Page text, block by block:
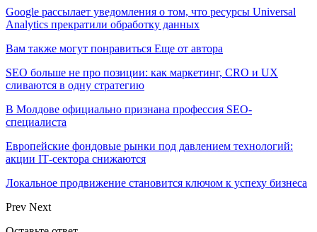
Google рассылает уведомления о том, что ресурсы Universal
Analytics прекратили обработку данных
Вам также могут понравиться Еще от автора
SEO больше не про позиции: как маркетинг, CRO и UX
сливаются в одну стратегию
В Молдове официально признана профессия SEO-
специалиста
Европейские фондовые рынки под давлением технологий:
акции IT‑сектора снижаются
Локальное продвижение становится ключом к успеху бизнеса
Prev Next